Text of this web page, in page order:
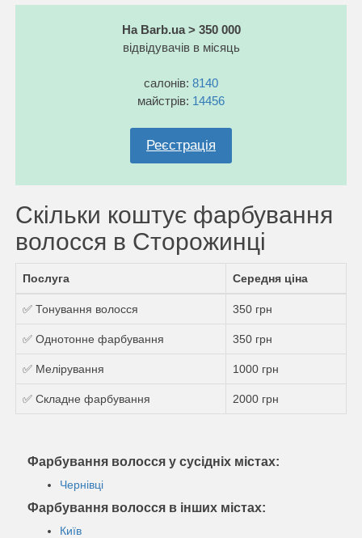
На Barb.ua > 350 000
відвідувачів в місяць
салонів: 8140
майстрів: 14456
Реєстрація
Скільки коштує фарбування
волосся в Сторожинці
Послуга Середня ціна
✅ Тонування волосся 350 грн
✅ Однотонне фарбування 350 грн
✅ Мелірування 1000 грн
✅ Складне фарбування 2000 грн
Фарбування волосся у сусідніх містах:
Чернівці
Фарбування волосся в інших містах:
Київ